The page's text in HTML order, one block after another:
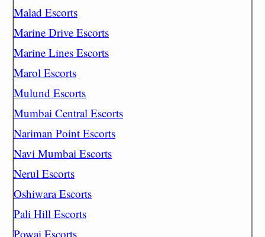
Malad Escorts
Marine Drive Escorts
Marine Lines Escorts
Marol Escorts
Mulund Escorts
Mumbai Central Escorts
Nariman Point Escorts
Navi Mumbai Escorts
Nerul Escorts
Oshiwara Escorts
Pali Hill Escorts
Powai Escorts